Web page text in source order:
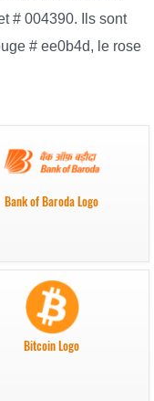
# 004390. Ils sont
# ee0b4d, le rose
Bank of Baroda Logo
Bitcoin Logo